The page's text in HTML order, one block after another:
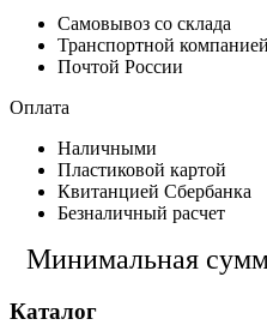
Самовывоз со склада
Транспортной компанией
Почтой России
Оплата
Наличными
Пластиковой картой
Квитанцией Сбербанка
Безналичный расчет
Минимальная
Каталог